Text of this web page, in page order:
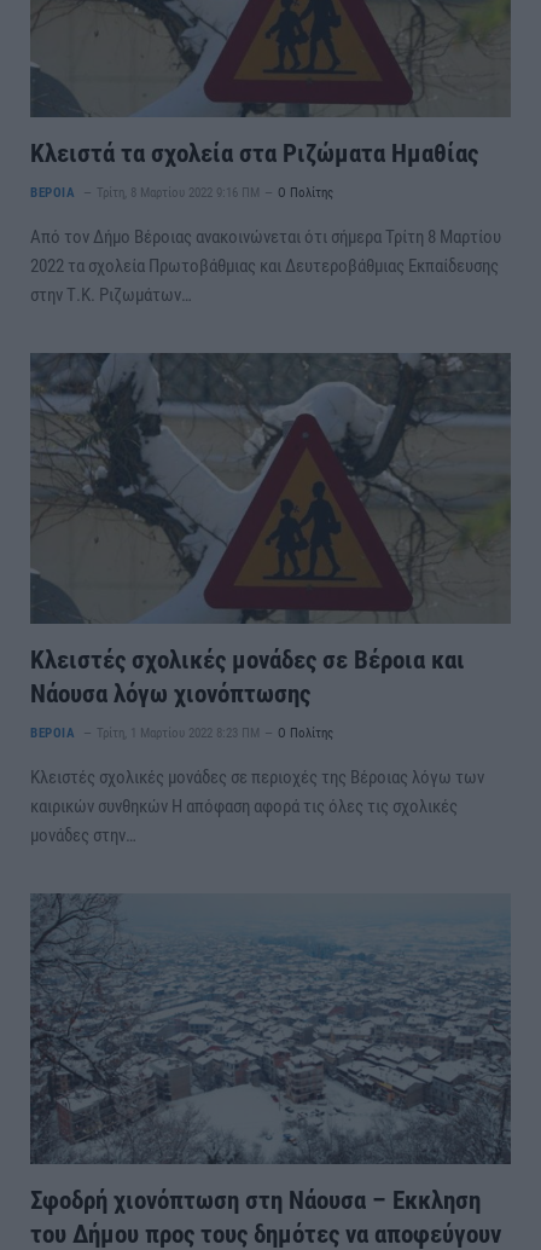
Κλειστά τα σχολεία στα Ριζώματα Ημαθίας
ΒΕΡΟΙΑ Τρίτη, 8 Μαρτίου 2022 9:16 ΠΜ Ο Πολίτης
Από τον Δήμο Βέροιας ανακοινώνεται ότι σήμερα Τρίτη 8 Μαρτίου
2022 τα σχολεία Πρωτοβάθμιας και Δευτεροβάθμιας Εκπαίδευσης
στην Τ.Κ. Ριζωμάτων…
Κλειστές σχολικές μονάδες σε Βέροια και
Νάουσα λόγω χιονόπτωσης
ΒΕΡΟΙΑ Τρίτη, 1 Μαρτίου 2022 8:23 ΠΜ Ο Πολίτης
Κλειστές σχολικές μονάδες σε περιοχές της Βέροιας λόγω των
καιρικών συνθηκών Η απόφαση αφορά τις όλες τις σχολικές
μονάδες στην…
Σφοδρή χιονόπτωση στη Νάουσα – Εκκληση
του Δήμου προς τους δημότες να αποφεύγουν